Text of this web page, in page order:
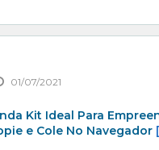
01/07/2021
Kit Ideal Para
e Cole No Navegador